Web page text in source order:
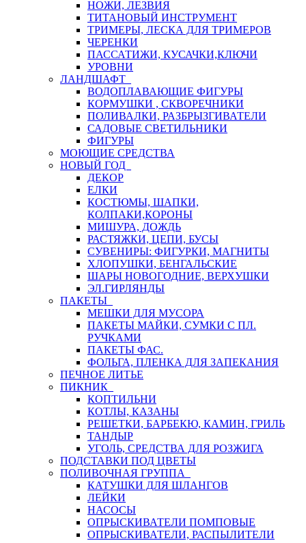
НОЖИ, ЛЕЗВИЯ
ТИТАНОВЫЙ ИНСТРУМЕНТ
ТРИМЕРЫ, ЛЕСКА ДЛЯ ТРИМЕРОВ
ЧЕРЕНКИ
ПАССАТИЖИ, КУСАЧКИ,КЛЮЧИ
УРОВНИ
ЛАНДШАФТ
ВОДОПЛАВАЮЩИЕ ФИГУРЫ
КОРМУШКИ , СКВОРЕЧНИКИ
ПОЛИВАЛКИ, РАЗБРЫЗГИВАТЕЛИ
САДОВЫЕ СВЕТИЛЬНИКИ
ФИГУРЫ
МОЮЩИЕ СРЕДСТВА
НОВЫЙ ГОД
ДЕКОР
ЕЛКИ
КОСТЮМЫ, ШАПКИ,
КОЛПАКИ,КОРОНЫ
МИШУРА, ДОЖДЬ
РАСТЯЖКИ, ЦЕПИ, БУСЫ
СУВЕНИРЫ: ФИГУРКИ, МАГНИТЫ
ХЛОПУШКИ, БЕНГАЛЬСКИЕ
ШАРЫ НОВОГОДНИЕ, ВЕРХУШКИ
ЭЛ.ГИРЛЯНДЫ
ПАКЕТЫ
МЕШКИ ДЛЯ МУСОРА
ПАКЕТЫ МАЙКИ, СУМКИ С ПЛ.
РУЧКАМИ
ПАКЕТЫ ФАС.
ФОЛЬГА, ПЛЕНКА ДЛЯ ЗАПЕКАНИЯ
ПЕЧНОЕ ЛИТЬЕ
ПИКНИК
КОПТИЛЬНИ
КОТЛЫ, КАЗАНЫ
РЕШЕТКИ, БАРБЕКЮ, КАМИН, ГРИЛЬ
ТАНДЫР
УГОЛЬ, СРЕДСТВА ДЛЯ РОЗЖИГА
ПОДСТАВКИ ПОД ЦВЕТЫ
ПОЛИВОЧНАЯ ГРУППА
КАТУШКИ ДЛЯ ШЛАНГОВ
ЛЕЙКИ
НАСОСЫ
ОПРЫСКИВАТЕЛИ ПОМПОВЫЕ
ОПРЫСКИВАТЕЛИ, РАСПЫЛИТЕЛИ